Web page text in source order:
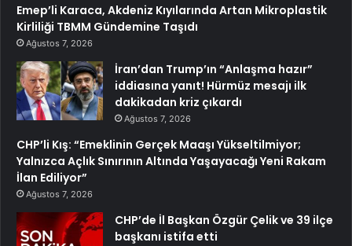
Emep’li Karaca, Akdeniz Kıyılarında Artan Mikroplastik
Kirliliği TBMM Gündemine Taşıdı
Ağustos 7, 2026
İran’dan Trump’ın “Anlaşma hazır”
iddiasına yanıt! Hürmüz mesajı ilk
dakikadan kriz çıkardı
Ağustos 7, 2026
CHP’li Kış: “Emeklinin Gerçek Maaşı Yükseltilmiyor;
Yalnızca Açlık Sınırının Altında Yaşayacağı Yeni Rakam
İlan Ediliyor”
Ağustos 7, 2026
CHP’de İl Başkan Özgür Çelik ve 39 ilçe
başkanı istifa etti